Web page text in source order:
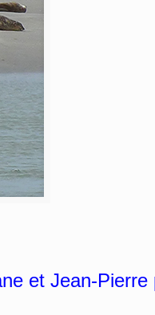
et Jean-Pierre